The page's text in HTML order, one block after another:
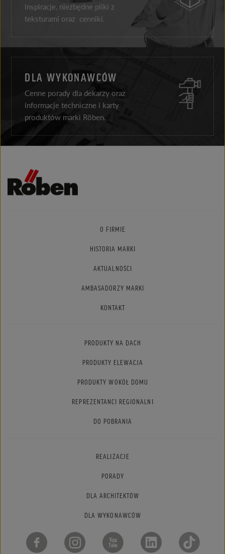
inspiracje, niezbędne pliki z
teksturami oraz cenniki.
DLA WYKONAWCÓW
Cenne porady dla dekarzy oraz
informacje techniczne i karty
produktów marki Röben.
O FIRMIE
HISTORIA MARKI
AKTUALNOŚCI
AMBASADORZY MARKI
KONTAKT
PRODUKTY NA DACH
PRODUKTY ELEWACJA
PRODUKTY WOKÓŁ DOMU
REPREZENTANCI REGIONALNI
DO POBRANIA
REALIZACJE
PORADY
DLA ARCHITEKTÓW
DLA WYKONAWCÓW